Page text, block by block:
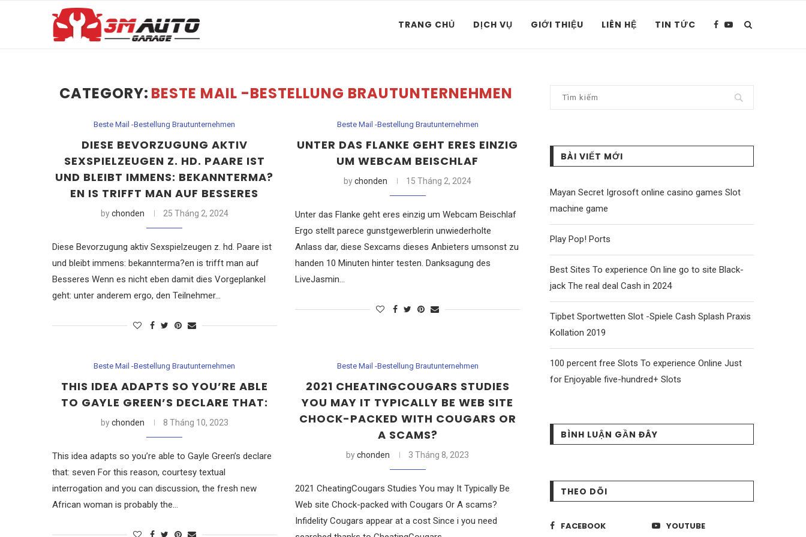
TRANG CHỦ DỊCH VỤ GIỚI THIỆU LIÊN HỆ TIN TỨC
CATEGORY: BESTE MAIL -BESTELLUNG BRAUTUNTERNEHMEN
Beste Mail -Bestellung Brautunternehmen
DIESE BEVORZUGUNG AKTIV
SEXSPIELZEUGEN Z. HD. PAARE IST
UND BLEIBT IMMENS: BEKANNTERMA?
EN IS TRIFFT MAN AUF BESSERES
bychonden 25 Tháng 2, 2024
Diese Bevorzugung aktiv Sexspielzeugen z. hd. Paare ist
und bleibt immens: bekannterma?en is trifft man auf
Besseres Wenn es nicht eben damit dies Vorgeplankel
geht: unter anderem ergo, den Teilnehmer…
Beste Mail -Bestellung Brautunternehmen
UNTER DAS FLANKE GEHT ERES EINZIG
UM WEBCAM BEISCHLAF
bychonden 15 Tháng 2, 2024
Unter das Flanke geht eres einzig um Webcam Beischlaf
Ergo stellt parece gunstgewerblerin unwiederholte
Anlass dar, diese Sexcams dieses Anbieters umsonst zu
handen 10 Minuten hinter testen. Danksagung des
LiveJasmin…
Beste Mail -Bestellung Brautunternehmen
THIS IDEA ADAPTS SO YOU’RE ABLE
TO GAYLE GREEN’S DECLARE THAT:
bychonden 8 Tháng 10, 2023
This idea adapts so you’re able to Gayle Green’s declare
that: seven For this reason, courtesy textual
interrogation and you can discussion, the fresh new
African woman is probably the…
Beste Mail -Bestellung Brautunternehmen
2021 CHEATINGCOUGARS STUDIES
YOU MAY IT TYPICALLY BE WEB SITE
CHOCK-PACKED WITH COUGARS OR
A SCAMS?
bychonden 3 Tháng 8, 2023
2021 CheatingCougars Studies You may It Typically Be
Web site Chock-packed with Cougars Or A scams?
Infidelity Cougars appear at a cost Since i you need
BÀI VIẾT MỚI
Mayan Secret Igrosoft online casino games Slot
machine game
Play Pop! Ports
Best Sites To experience On line go to site Black-
jack The real deal Cash in 2024
Tipbet Sportwetten Slot -Spiele Cash Splash Praxis
Kollation 2019
100 percent free Slots To experience Online Just
for Enjoyable five-hundred+ Slots
BÌNH LUẬN GẦN ĐÂY
THEO DÕI
FACEBOOK YOUTUBE